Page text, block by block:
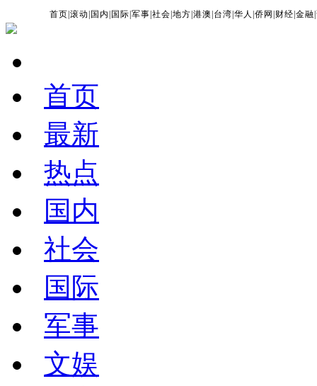
首页 |滚动 国内 国际 |军事 |社会 |地方 |港澳 台湾 |华人 |侨网 财经 |金融 |
首页
最新
热点
国内
社会
国际
军事
文娱